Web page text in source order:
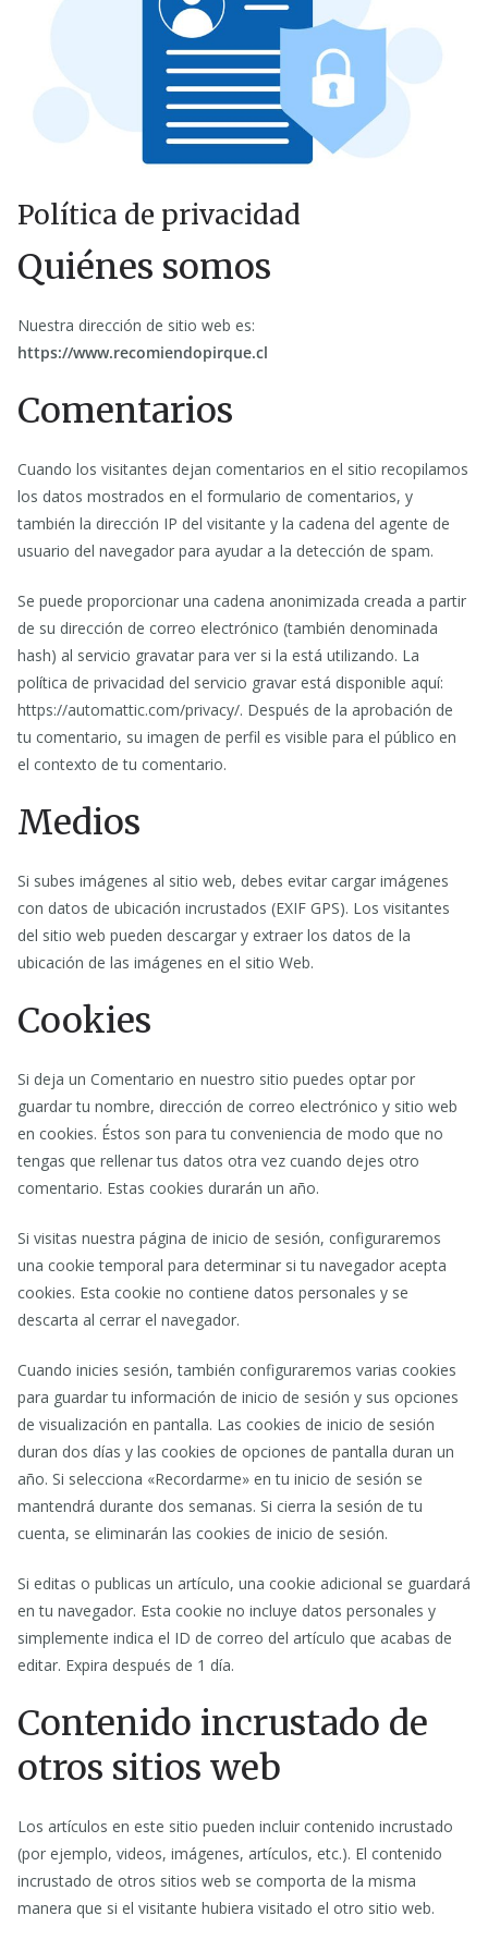
Política de privacidad
Quiénes somos
Nuestra dirección de sitio web es:
https://www.recomiendopirque.cl
Comentarios
Cuando los visitantes dejan comentarios en el sitio recopilamos
los datos mostrados en el formulario de comentarios, y
también la dirección IP del visitante y la cadena del agente de
usuario del navegador para ayudar a la detección de spam.
Se puede proporcionar una cadena anonimizada creada a partir
de su dirección de correo electrónico (también denominada
hash) al servicio gravatar para ver si la está utilizando. La
política de privacidad del servicio gravar está disponible aquí:
https://automattic.com/privacy/. Después de la aprobación de
tu comentario, su imagen de perfil es visible para el público en
el contexto de tu comentario.
Medios
Si subes imágenes al sitio web, debes evitar cargar imágenes
con datos de ubicación incrustados (EXIF GPS). Los visitantes
del sitio web pueden descargar y extraer los datos de la
ubicación de las imágenes en el sitio Web.
Cookies
Si deja un Comentario en nuestro sitio puedes optar por
guardar tu nombre, dirección de correo electrónico y sitio web
en cookies. Éstos son para tu conveniencia de modo que no
tengas que rellenar tus datos otra vez cuando dejes otro
comentario. Estas cookies durarán un año.
Si visitas nuestra página de inicio de sesión, configuraremos
una cookie temporal para determinar si tu navegador acepta
cookies. Esta cookie no contiene datos personales y se
descarta al cerrar el navegador.
Cuando inicies sesión, también configuraremos varias cookies
para guardar tu información de inicio de sesión y sus opciones
de visualización en pantalla. Las cookies de inicio de sesión
duran dos días y las cookies de opciones de pantalla duran un
año. Si selecciona «Recordarme» en tu inicio de sesión se
mantendrá durante dos semanas. Si cierra la sesión de tu
cuenta, se eliminarán las cookies de inicio de sesión.
Si editas o publicas un artículo, una cookie adicional se guardará
en tu navegador. Esta cookie no incluye datos personales y
simplemente indica el ID de correo del artículo que acabas de
editar. Expira después de 1 día.
Contenido incrustado de
otros sitios web
Los artículos en este sitio pueden incluir contenido incrustado
(por ejemplo, videos, imágenes, artículos, etc.). El contenido
incrustado de otros sitios web se comporta de la misma
manera que si el visitante hubiera visitado el otro sitio web.